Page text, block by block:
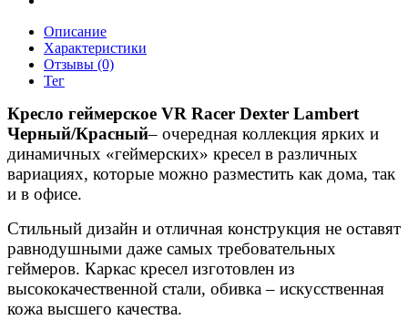
Описание
Характеристики
Отзывы (0)
Тег
Кресло геймерское VR Racer Dexter Lambert
Черный/Красный– очередная коллекция ярких и
динамичных «геймерских» кресел в различных
вариациях, которые можно разместить как дома, так
и в офисе.
Стильный дизайн и отличная конструкция не оставят
равнодушными даже самых требовательных
геймеров. Каркас кресел изготовлен из
высококачественной стали, обивка – искусственная
кожа высшего качества.